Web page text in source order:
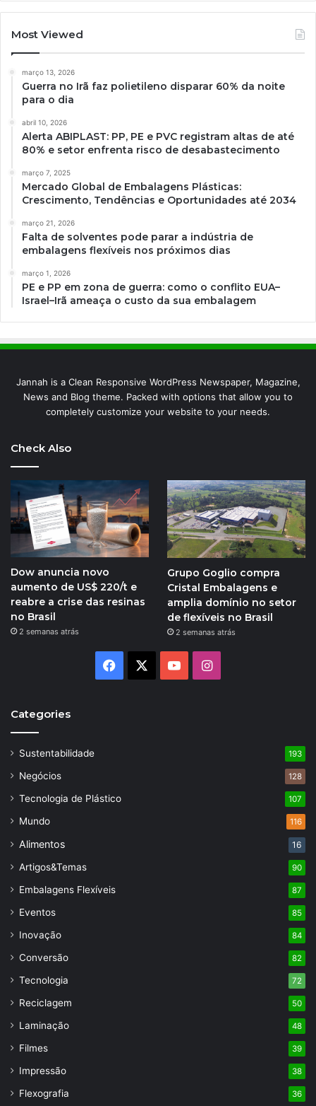
Most Viewed
março 13, 2026
Guerra no Irã faz polietileno disparar 60% da noite
para o dia
abril 10, 2026
Alerta ABIPLAST: PP, PE e PVC registram altas de até
80% e setor enfrenta risco de desabastecimento
março 7, 2025
Mercado Global de Embalagens Plásticas:
Crescimento, Tendências e Oportunidades até 2034
março 21, 2026
Falta de solventes pode parar a indústria de
embalagens flexíveis nos próximos dias
março 1, 2026
PE e PP em zona de guerra: como o conflito EUA–
Israel–Irã ameaça o custo da sua embalagem
Jannah is a Clean Responsive WordPress Newspaper, Magazine,
News and Blog theme. Packed with options that allow you to
completely customize your website to your needs.
Check Also
Dow anuncia novo
aumento de US$ 220/t e
reabre a crise das resinas
no Brasil
2 semanas atrás
Grupo Goglio compra
Cristal Embalagens e
amplia domínio no setor
de flexíveis no Brasil
2 semanas atrás
Facebook YouTubeInstagram
Categories
Sustentabilidade 193
Negócios 128
Tecnologia de Plástico 107
Mundo 116
Alimentos 16
Artigos&Temas 90
Embalagens Flexíveis 87
Eventos 85
Inovação 84
Conversão 82
Tecnologia 72
Reciclagem 50
Laminação 48
Filmes 39
Impressão 38
Flexografia 36